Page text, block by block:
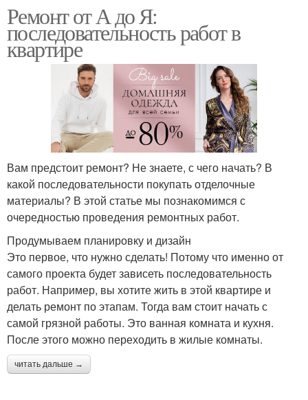
Ремонт от А до Я:
последовательность работ в
квартире
Вам предстоит ремонт? Не знаете, с чего начать? В
какой последовательности покупать отделочные
материалы? В этой статье мы познакомимся с
очередностью проведения ремонтных работ.
Продумываем планировку и дизайн
Это первое, что нужно сделать! Потому что именно от
самого проекта будет зависеть последовательность
работ. Например, вы хотите жить в этой квартире и
делать ремонт по этапам. Тогда вам стоит начать с
самой грязной работы. Это ванная комната и кухня.
После этого можно переходить в жилые комнаты.
читать дальше →